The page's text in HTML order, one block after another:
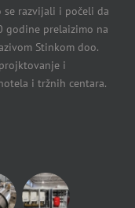
se razvijali i počeli da
godine prelaizimo na
Stinkom doo.
i
i tržnih centara.